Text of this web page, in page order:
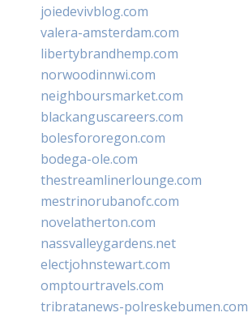
joiedevivblog.com
valera-amsterdam.com
libertybrandhemp.com
norwoodinnwi.com
neighboursmarket.com
blackanguscareers.com
bolesfororegon.com
bodega-ole.com
thestreamlinerlounge.com
mestrinorubanofc.com
novelatherton.com
nassvalleygardens.net
electjohnstewart.com
omptourtravels.com
tribratanews-polreskebumen.com